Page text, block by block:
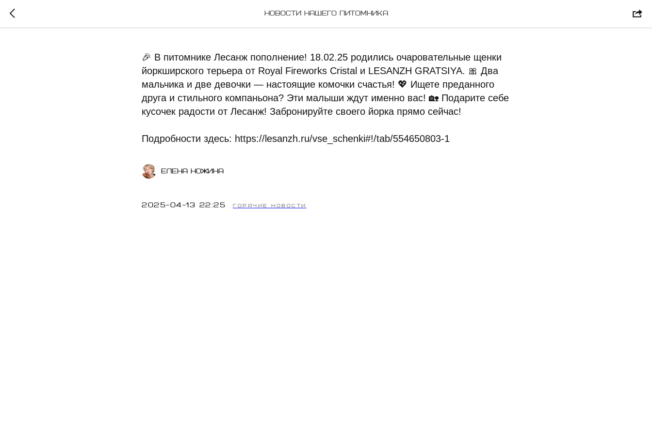
Новости нашего питомника
У нас снова пополнение!
🎉 В питомнике Лесанж пополнение! 18.02.25 родились очаровательные щенки
йоркширского терьера от Royal Fireworks Cristal и LESANZH GRATSIYA. 🎀 Два
мальчика и две девочки — настоящие комочки счастья! 💖 Ищете преданного
друга и стильного компаньона? Эти малыши ждут именно вас! 🏡 Подарите себе
кусочек радости от Лесанж! Забронируйте своего йорка прямо сейчас!
Подробности здесь: https://lesanzh.ru/vse_schenki#!/tab/554650803-1
Елена Ножина
2025-04-13 22:25 ГОРЯЧИЕ НОВОСТИ